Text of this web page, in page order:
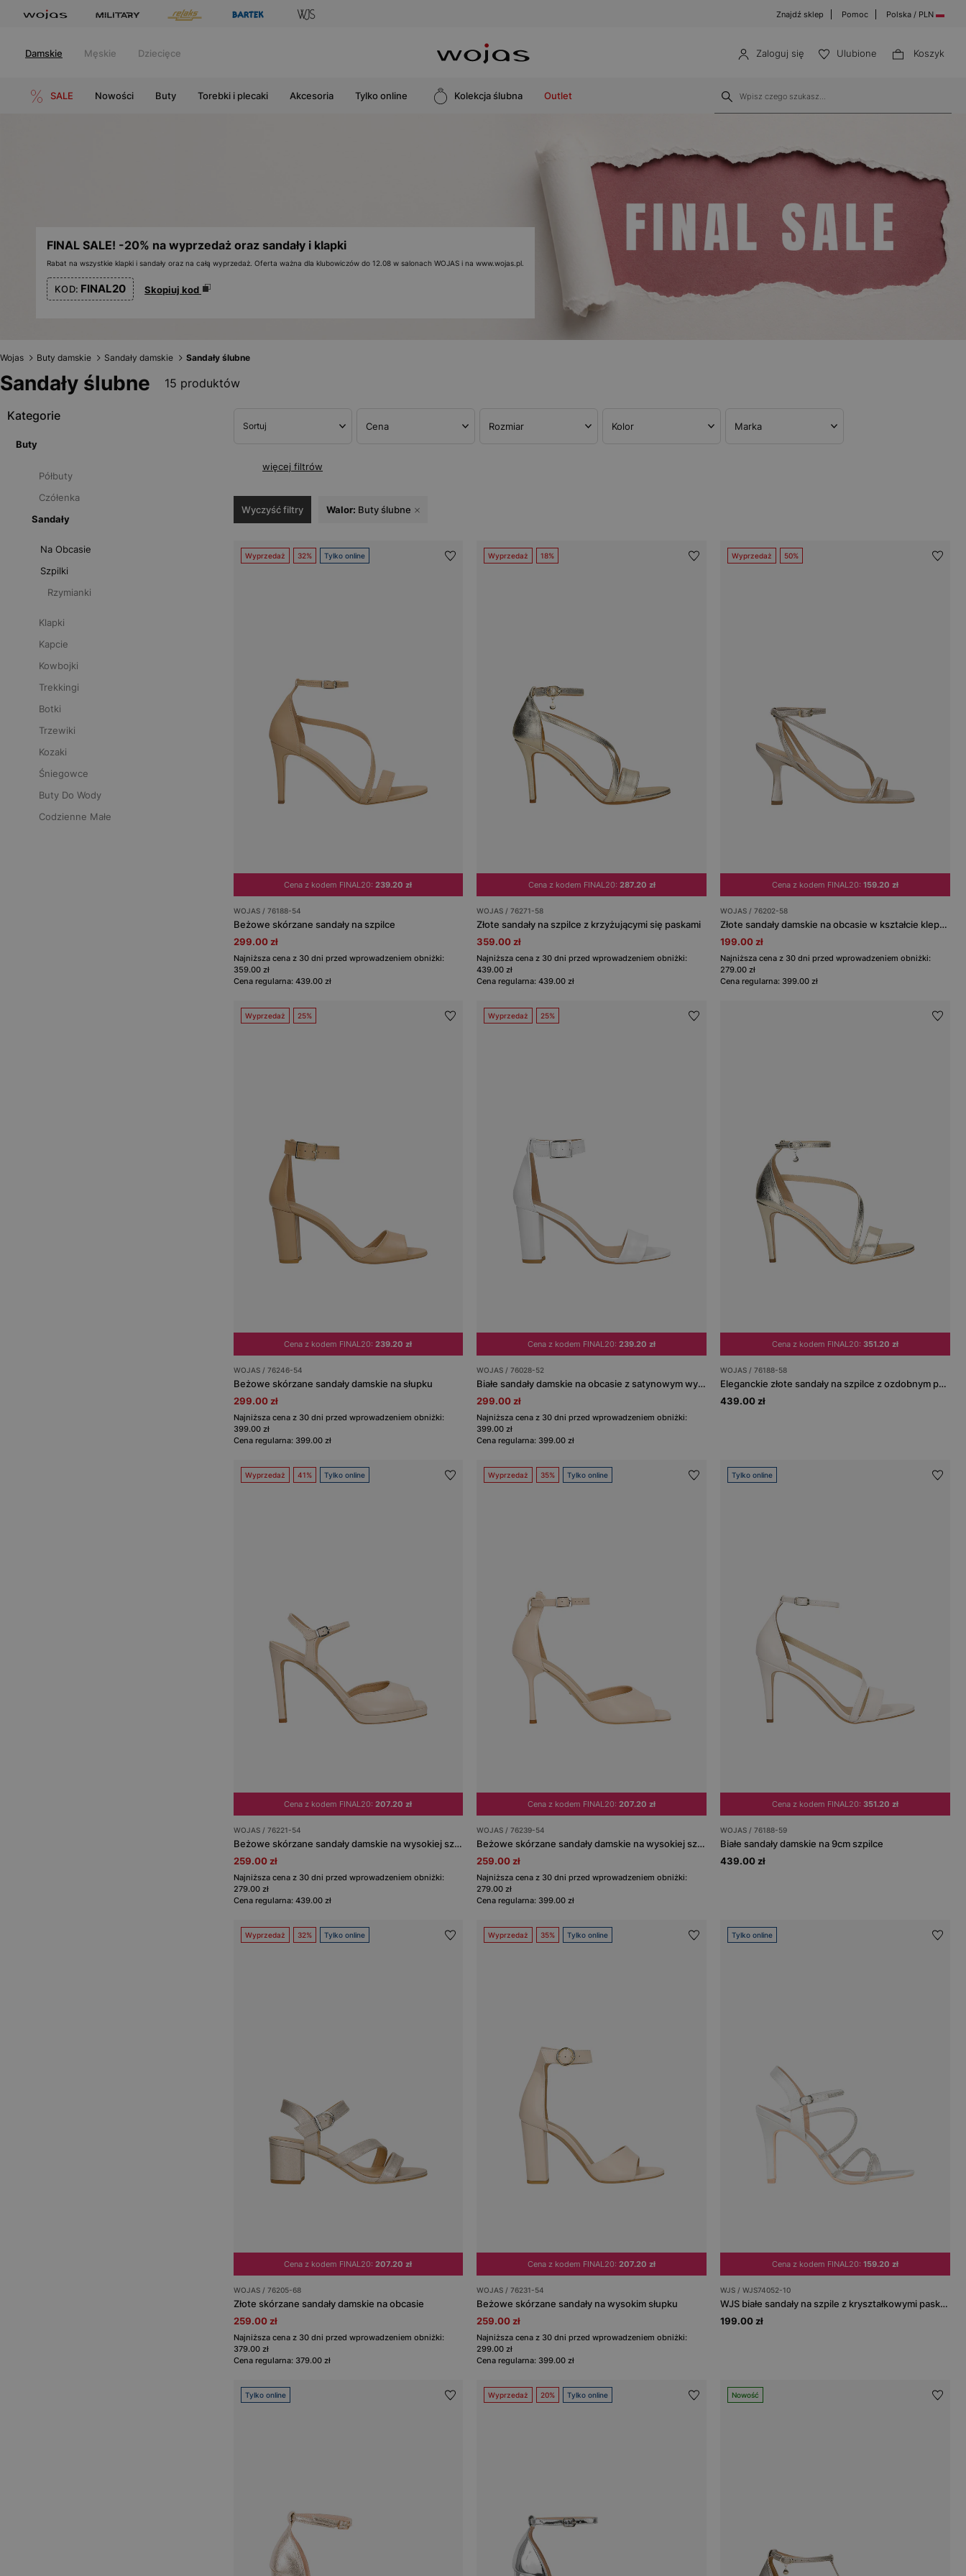
Znajdź sklep Pomoc Polska / PLN
Damskie Męskie Dziecięce Zaloguj się Ulubione Koszyk
SALE Nowości Buty Torebki i plecaki Akcesoria Tylko online Kolekcja ślubna Outlet
FINAL SALE! -20% na wyprzedaż oraz sandały i klapki
Rabat na wszystkie klapki i sandały oraz na całą wyprzedaż. Oferta ważna dla klubowiczów do 12.08 w salonach WOJAS i na www.wojas.pl.
KOD: FINAL20 Skopiuj kod
Wojas Buty damskie Sandały damskie Sandały ślubne
Sandały ślubne 15 produktów
Kategorie
Buty
Półbuty
Czółenka
Sandały
Na Obcasie
Szpilki
Rzymianki
Klapki
Kapcie
Kowbojki
Trekkingi
Botki
Trzewiki
Kozaki
Śniegowce
Buty Do Wody
Codzienne Małe
Sortuj Cena Rozmiar Kolor Marka
więcej filtrów
Wyczyść filtry Walor: Buty ślubne
Wyprzedaż 32% Tylko online
Cena z kodem FINAL20:239.20 zł
WOJAS / 76188-54
Beżowe skórzane sandały na szpilce
299.00 zł
Najniższa cena z 30 dni przed wprowadzeniem obniżki:
359.00 zł
Cena regularna: 439.00 zł
Wyprzedaż 18%
Cena z kodem FINAL20: 287.20 zł
WOJAS / 76271-58
Złote sandały na szpilce z krzyżującymi się paskami
359.00 zł
Najniższa cena z 30 dni przed wprowadzeniem obniżki:
439.00 zł
Cena regularna: 439.00 zł
Wyprzedaż 50%
Cena z kodem FINAL20:159.20 zł
WOJAS / 76202-58
Złote sandały damskie na obcasie w kształcie klepsydry
199.00 zł
Najniższa cena z 30 dni przed wprowadzeniem obniżki:
279.00 zł
Cena regularna: 399.00 zł
Wyprzedaż 25%
Cena z kodem FINAL20:239.20 zł
WOJAS / 76246-54
Beżowe skórzane sandały damskie na słupku
299.00 zł
Najniższa cena z 30 dni przed wprowadzeniem obniżki:
399.00 zł
Cena regularna: 399.00 zł
Wyprzedaż 25%
Cena z kodem FINAL20:239.20 zł
WOJAS / 76028-52
Białe sandały damskie na obcasie z satynowym wykończeniem
299.00 zł
Najniższa cena z 30 dni przed wprowadzeniem obniżki:
399.00 zł
Cena regularna: 399.00 zł
Cena z kodem FINAL20:351.20 zł
WOJAS / 76188-58
Eleganckie złote sandały na szpilce z ozdobnym paskiem
439.00 zł
Wyprzedaż 41% Tylko online
Cena z kodem FINAL20:207.20 zł
WOJAS / 76221-54
Beżowe skórzane sandały damskie na wysokiej szpilce
259.00 zł
Najniższa cena z 30 dni przed wprowadzeniem obniżki:
279.00 zł
Cena regularna: 439.00 zł
Wyprzedaż 35% Tylko online
Cena z kodem FINAL20:207.20 zł
WOJAS / 76239-54
Beżowe skórzane sandały damskie na wysokiej szpilce
259.00 zł
Najniższa cena z 30 dni przed wprowadzeniem obniżki:
279.00 zł
Cena regularna: 399.00 zł
Tylko online
Cena z kodem FINAL20:351.20 zł
WOJAS / 76188-59
Białe sandały damskie na 9cm szpilce
439.00 zł
Wyprzedaż 32% Tylko online
Cena z kodem FINAL20:207.20 zł
WOJAS / 76205-68
Złote skórzane sandały damskie na obcasie
259.00 zł
Najniższa cena z 30 dni przed wprowadzeniem obniżki:
379.00 zł
Cena regularna: 379.00 zł
Wyprzedaż 35% Tylko online
Cena z kodem FINAL20:207.20 zł
WOJAS / 76231-54
Beżowe skórzane sandały na wysokim słupku
259.00 zł
Najniższa cena z 30 dni przed wprowadzeniem obniżki:
299.00 zł
Cena regularna: 399.00 zł
Tylko online
Cena z kodem FINAL20:159.20 zł
WJS / WJS74052-10
WJS białe sandały na szpile z kryształkowymi paskami
199.00 zł
Tylko online Wyprzedaż 20% Tylko online Nowość